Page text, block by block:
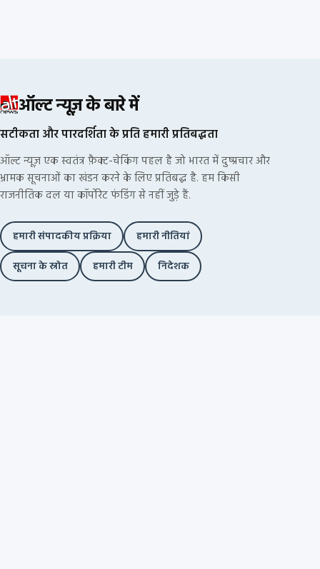
ऑल्ट न्यूज़ के बारे में
सटीकता और पारदर्शिता के प्रति हमारी प्रतिबद्धता
ऑल्ट न्यूज़ एक स्वतंत्र फ़ैक्ट-चेकिंग पहल है जो भारत में दुष्प्रचार और
भ्रामक सूचनाओं का खंडन करने के लिए प्रतिबद्ध है. हम किसी
राजनीतिक दल या कॉर्पोरेट फंडिंग से नहीं जुड़े हैं.
हमारी संपादकीय प्रक्रिया
हमारी नीतियां
सूचना के स्रोत
हमारी टीम निदेशक